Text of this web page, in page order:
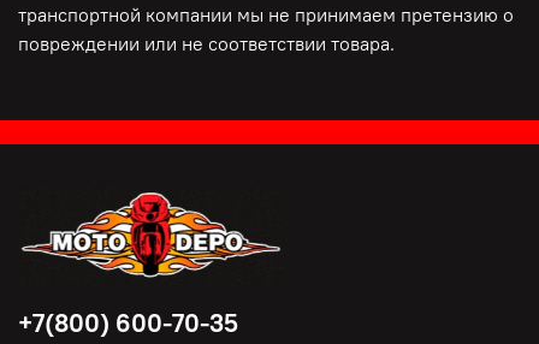
транспортной компании мы не принимаем претензию о
повреждении или не соответствии товара.
+7(800) 600-70-35